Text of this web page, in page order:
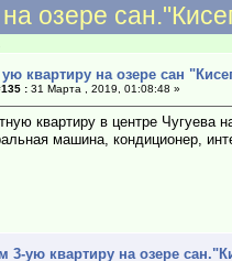
озере
квартиру на озере сан
:31 Марта , 2019, 01:08:48 »
квартиру в центре Чугуева
машина, кондиционер,
3-ую квартиру на озере